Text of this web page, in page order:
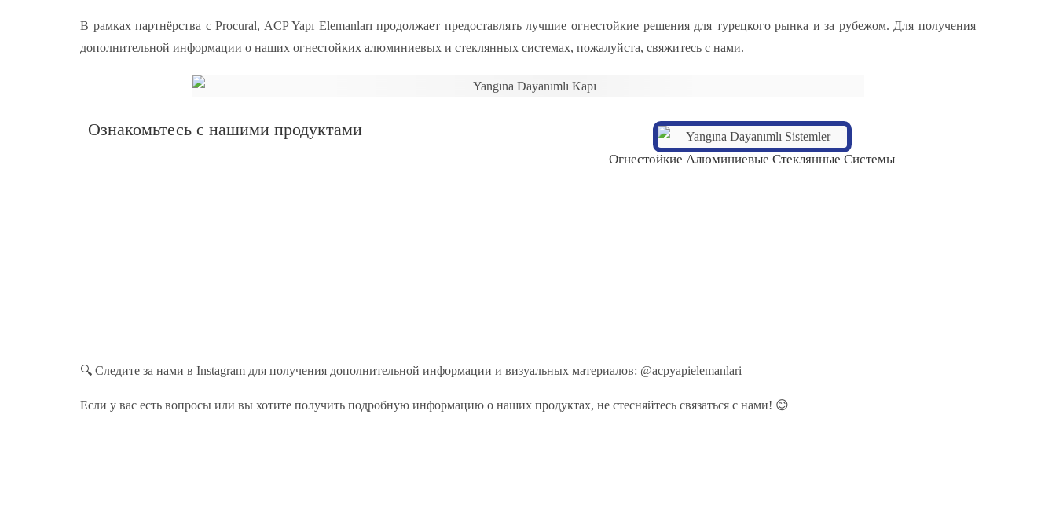
В рамках партнёрства с Procural, ACP Yapı Elemanları продолжает предоставлять лучшие огнестойкие решения для турецкого рынка и за рубежом. Для получения
дополнительной информации о наших огнестойких алюминиевых и стеклянных системах, пожалуйста, свяжитесь с нами.
Ознакомьтесь с нашими продуктами
Огнестойкие Алюминиевые Стеклянные Системы
🔍 Следите за нами в Instagram для получения дополнительной информации и визуальных материалов: @acpyapielemanlari
Если у вас есть вопросы или вы хотите получить подробную информацию о наших продуктах, не стесняйтесь связаться с нами! 😊